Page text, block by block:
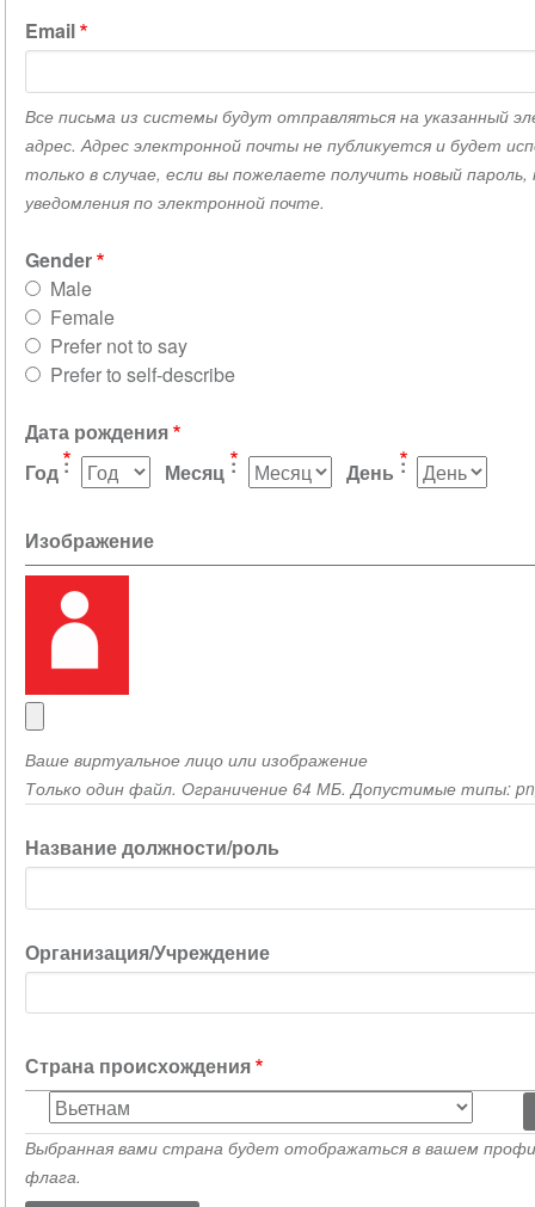
Email
Все письма из системы будут отправляться на указанный
адрес. Адрес электронной почты не публикуется и будет
только в случае, если вы пожелаете получить новый пароль,
уведомления по электронной почте.
Gender
Male
Female
Prefer not to say
Prefer to self-describe
Дата рождения
Год
Месяц День
Изображение
Ваше виртуальное лицо или изображение
Только один файл. Ограничение 64 МБ. Допустимые типы:
Название должности/роль
Организация/Учреждение
Страна происхождения
Страна
происхождения
(значение
1)
Выбранная вами страна будет отображаться в вашем
флага.